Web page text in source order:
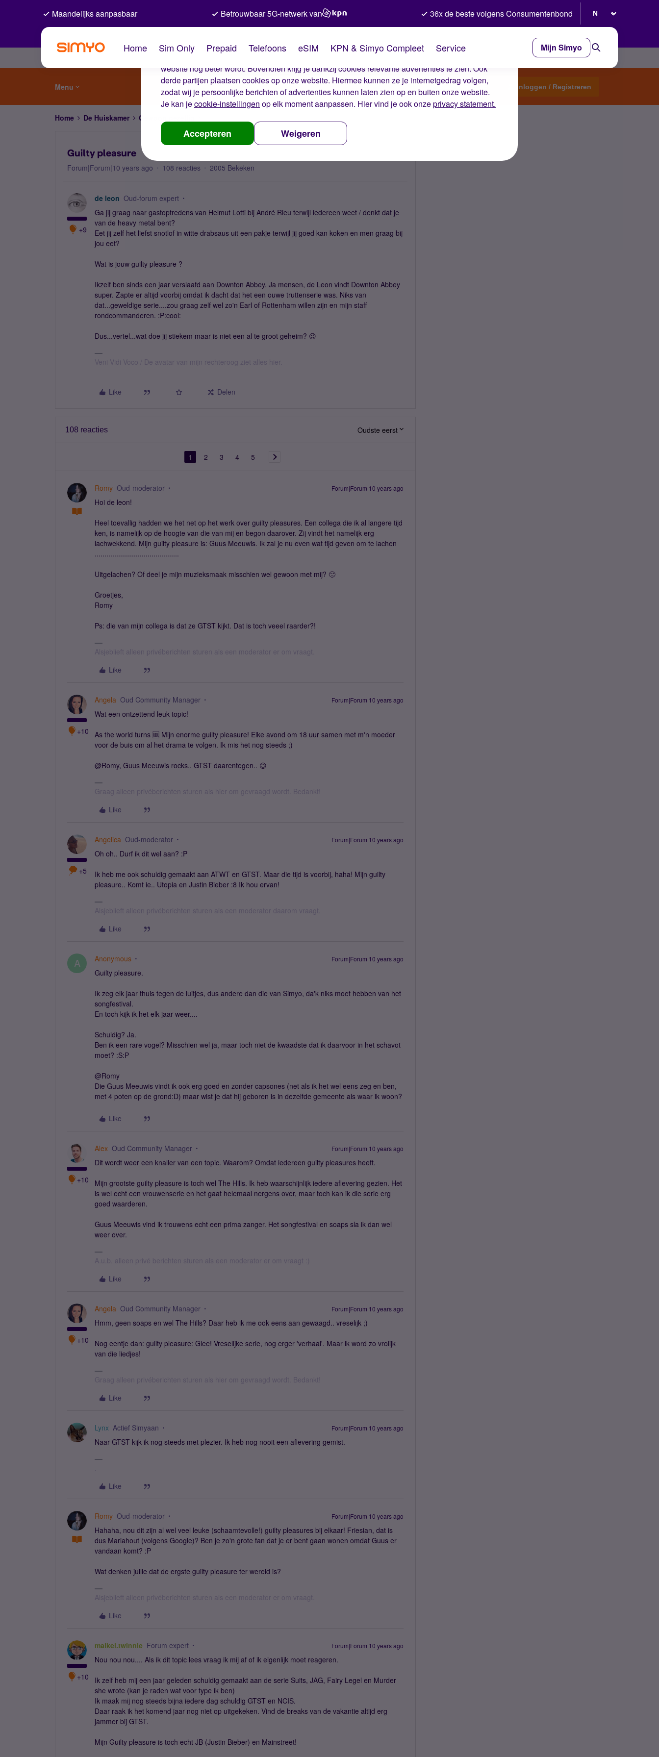
De cookies van Simyo
Wij gebruiken cookies op onze website. Met deze cookies zorgen wij ervoor dat je ervaring op de
website nog beter wordt. Bovendien krijg je dankzij cookies relevante advertenties te zien. Ook
derde partijen plaatsen cookies op onze website. Hiermee kunnen ze je internetgedrag volgen,
zodat wij je persoonlijke berichten of advertenties kunnen laten zien op en buiten onze website.
Je kan jecookie-instellingen op elk moment aanpassen. Hier vind je ook onzeprivacy statement.
Accepteren Weigeren
Maandelijks aanpasbaar Betrouwbaar 5G-netwerk van 36x de beste volgens Consumentenbond
Home Sim Only Prepaid Telefoons eSIM KPN & Simyo Compleet Service Mijn Simyo
Menu Start een topic Inloggen / Registreren
Home De Huiskamer Gewoon gezellig
Guilty pleasure
Forum|Forum|10 years ago 108 reacties 2005 Bekeken
+9
de leon Oud-forum expert
Ga jij graag naar gastoptredens van Helmut Lotti bij André Rieu terwijl iedereen weet / denkt dat je
van de heavy metal bent?
Eet jij zelf het liefst snotlof in witte drabsaus uit een pakje terwijl jij goed kan koken en men graag bij
jou eet?
Wat is jouw guilty pleasure ?
Ikzelf ben sinds een jaar verslaafd aan Downton Abbey. Ja mensen, de Leon vindt Downton Abbey
super. Zapte er altijd voorbij omdat ik dacht dat het een ouwe truttenserie was. Niks van
dat...geweldige serie....zou graag zelf wel zo'n Earl of Rottenham willen zijn en mijn staff
rondcommanderen. :P:cool:
Dus...vertel...wat doe jij stiekem maar is niet een al te groot geheim? 😉
Veni Vidi Voco / De avatar van mijn rechteroog ziet alles hier.
Like Delen
108 reacties Oudste eerst
1 2 3 4 5
Romy Oud-moderator Forum|Forum|10 years ago
Hoi de leon!
Heel toevallig hadden we het net op het werk over guilty pleasures. Een collega die ik al langere tijd
ken, is namelijk op de hoogte van die van mij en begon daarover. Zij vindt het namelijk erg
lachwekkend. Mijn guilty pleasure is: Guus Meeuwis. Ik zal je nu even wat tijd geven om te lachen
...........................................
Uitgelachen? Of deel je mijn muzieksmaak misschien wel gewoon met mij? 🙂
Groetjes,
Romy
Ps: die van mijn collega is dat ze GTST kijkt. Dat is toch veeel raarder?!
Alsjeblieft alleen privéberichten sturen als een moderator er om vraagt.
Like
+10
Angela Oud Community Manager Forum|Forum|10 years ago
Wat een ontzettend leuk topic!
As the world turns 🆒 Mijn enorme guilty pleasure! Elke avond om 18 uur samen met m'n moeder
voor de buis om al het drama te volgen. Ik mis het nog steeds ;)
@Romy, Guus Meeuwis rocks.. GTST daarentegen.. 😉
Graag alleen privéberichten sturen als hier om gevraagd wordt. Bedankt!
Like
+5
Angelica Oud-moderator Forum|Forum|10 years ago
Oh oh.. Durf ik dit wel aan? :P
Ik heb me ook schuldig gemaakt aan ATWT en GTST. Maar die tijd is voorbij, haha! Mijn guilty
pleasure.. Komt ie.. Utopia en Justin Bieber :8 Ik hou ervan!
Alsjeblieft alleen privéberichten sturen als een moderator daarom vraagt.
Like
A Anonymous Forum|Forum|10 years ago
Guilty pleasure.
Ik zeg elk jaar thuis tegen de luitjes, dus andere dan die van Simyo, da'k niks moet hebben van het
songfestival.
En toch kijk ik het elk jaar weer....
Schuldig? Ja.
Ben ik een rare vogel? Misschien wel ja, maar toch niet de kwaadste dat ik daarvoor in het schavot
moet? :S:P
@Romy
Die Guus Meeuwis vindt ik ook erg goed en zonder capsones (net als ik het wel eens zeg en ben,
met 4 poten op de grond:D) maar wist je dat hij geboren is in dezelfde gemeente als waar ik woon?
Like
+10
Alex Oud Community Manager Forum|Forum|10 years ago
Dit wordt weer een knaller van een topic. Waarom? Omdat iedereen guilty pleasures heeft.
Mijn grootste guilty pleasure is toch wel The Hills. Ik heb waarschijnlijk iedere aflevering gezien. Het
is wel echt een vrouwenserie en het gaat helemaal nergens over, maar toch kan ik die serie erg
goed waarderen.
Guus Meeuwis vind ik trouwens echt een prima zanger. Het songfestival en soaps sla ik dan wel
weer over.
A.u.b. alleen privé berichten sturen als een moderator er om vraagt :)
Like
+10
Angela Oud Community Manager Forum|Forum|10 years ago
Hmm, geen soaps en wel The Hills? Daar heb ik me ook eens aan gewaagd.. vreselijk ;)
Nog eentje dan: guilty pleasure: Glee! Vreselijke serie, nog erger 'verhaal'. Maar ik word zo vrolijk
van die liedjes!
Graag alleen privéberichten sturen als hier om gevraagd wordt. Bedankt!
Like
Lynx Actief Simyaan Forum|Forum|10 years ago
Naar GTST kijk ik nog steeds met plezier. Ik heb nog nooit een aflevering gemist.
Like
Romy Oud-moderator Forum|Forum|10 years ago
Hahaha, nou dit zijn al wel veel leuke (schaamtevolle!) guilty pleasures bij elkaar! Friesian, dat is
dus Mariahout (volgens Google)? Ben je zo'n grote fan dat je er bent gaan wonen omdat Guus er
vandaan komt? :P
Wat denken jullie dat de ergste guilty pleasure ter wereld is?
Alsjeblieft alleen privéberichten sturen als een moderator er om vraagt.
Like
+10
maikel.twinnie Forum expert Forum|Forum|10 years ago
Nou nou nou.... Als ik dit topic lees vraag ik mij af of ik eigenlijk moet reageren.
Ik zelf heb mij een jaar geleden schuldig gemaakt aan de serie Suits, JAG, Fairy Legel en Murder
she wrote (kan je raden wat voor type ik ben)
Ik maak mij nog steeds bijna iedere dag schuldig GTST en NCIS.
Daar raak ik het komend jaar nog niet op uitgekeken. Vind de breaks van de vakantie altijd erg
jammer bij GTST.
Mijn Guilty pleasure is toch echt JB (Justin Bieber) en Mainstreet!